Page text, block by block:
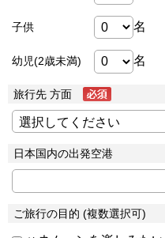
子供 名
幼児(2歳未満) 名
旅行先 方面
日本国内の出発空港
ご旅行の目的 (複数選択可)